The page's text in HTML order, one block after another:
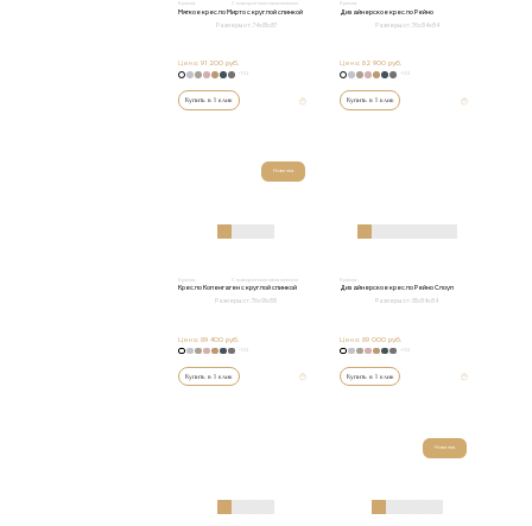
Кресла С поворотным механизмом
Мягкое кресло Мирто с круглой спинкой
Размеры от: 74x81x87
Цена: 91 200 руб.
+152
Купить в 1 клик
Кресла
Дизайнерское кресло Рейно
Размеры от: 76х84х84
Цена:82 900 руб.
+152
Купить в 1 клик
Новинка
Кресла С поворотным механизмом
Кресло Копенгаген с круглой спинкой
Размеры от: 76x91x88
Цена: 89 400 руб.
+152
Купить в 1 клик
Кресла
Дизайнерское кресло Рейно Слоуп
Размеры от: 81х84х84
Цена:89 000 руб.
+152
Купить в 1 клик
Новинка